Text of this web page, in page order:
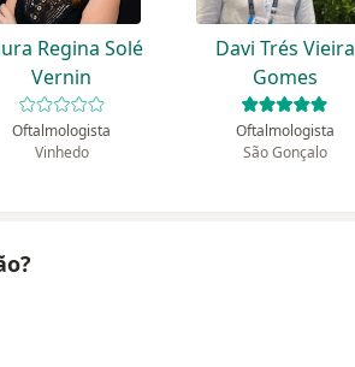
Regina Solé
Vernin
Oftalmologista
Vinhedo
Davi Trés Vieira
Gomes
Oftalmologista
São Gonçalo